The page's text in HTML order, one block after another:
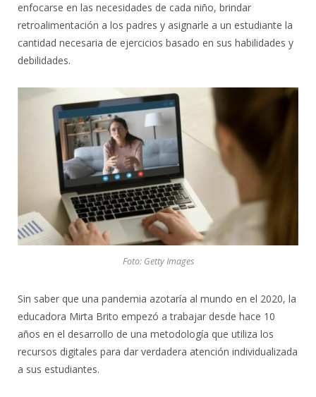
enfocarse en las necesidades de cada niño, brindar
retroalimentación a los padres y asignarle a un estudiante la
cantidad necesaria de ejercicios basado en sus habilidades y
debilidades.
Foto: Getty Images
Sin saber que una pandemia azotaría al mundo en el 2020, la
educadora Mirta Brito empezó a trabajar desde hace 10
años en el desarrollo de una metodología que utiliza los
recursos digitales para dar verdadera atención individualizada
a sus estudiantes.